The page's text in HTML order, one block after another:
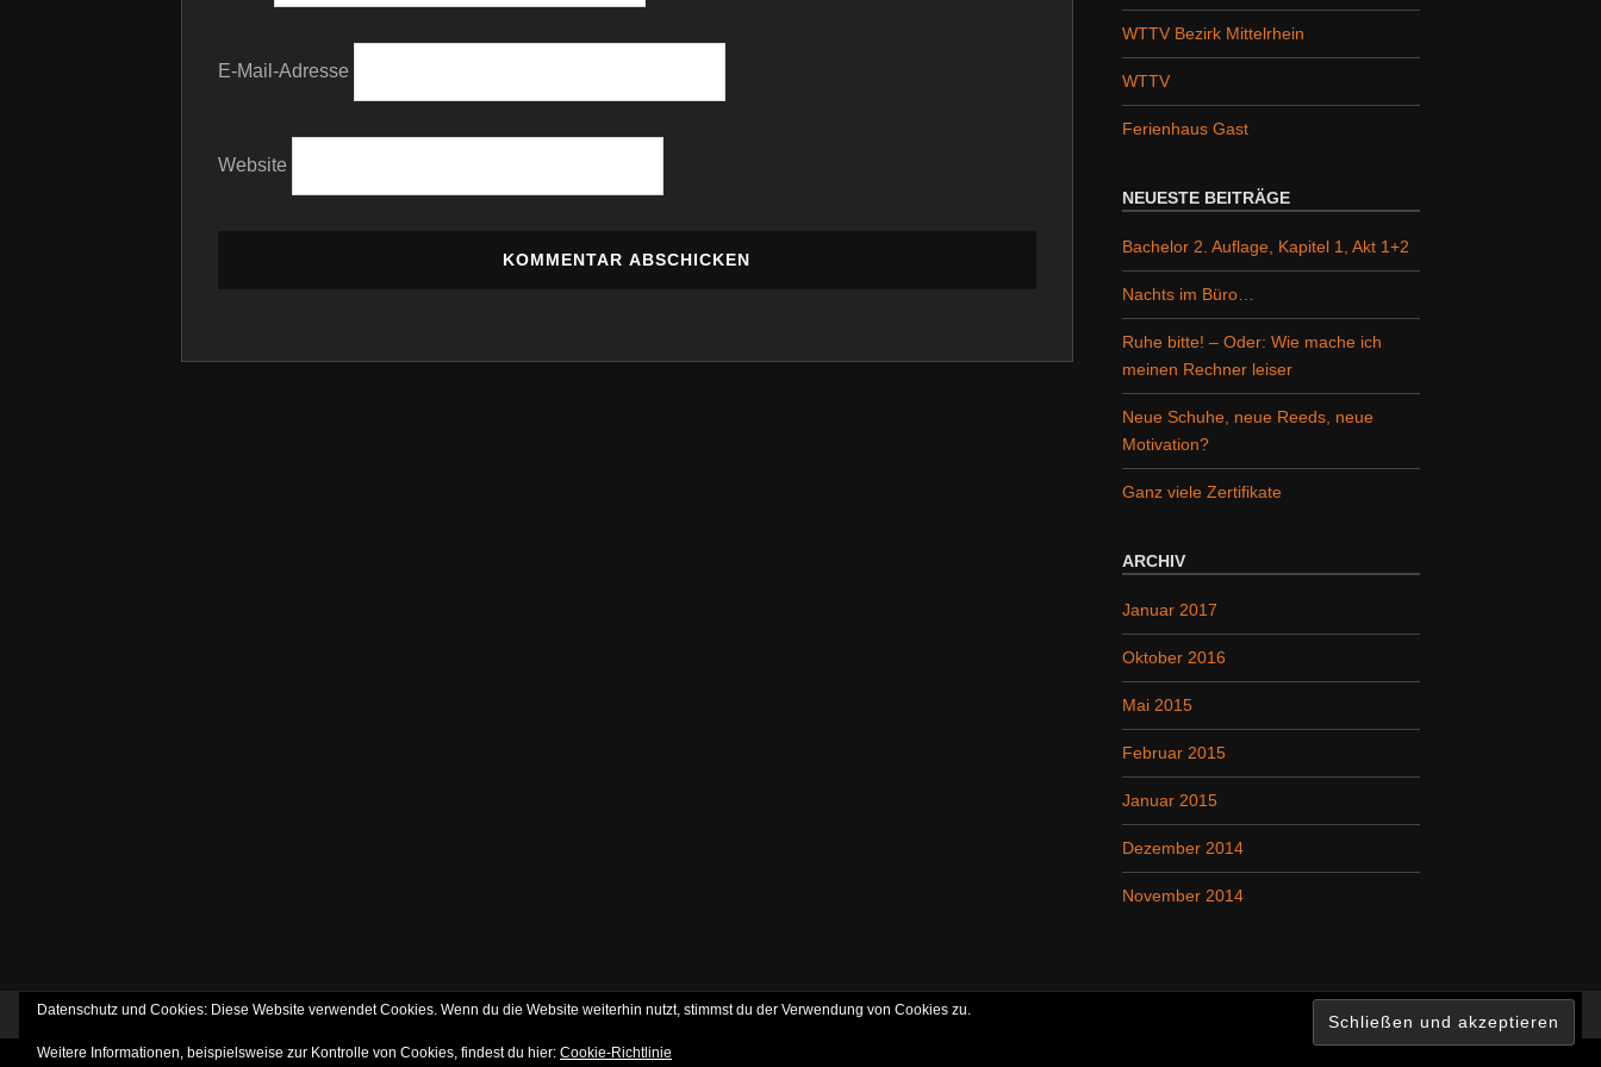
E-Mail-Adresse
Website
WTTV Bezirk Mittelrhein
WTTV
Ferienhaus Gast
NEUESTE BEITRÄGE
Bachelor 2. Auflage, Kapitel 1, Akt 1+2
Nachts im Büro…
Ruhe bitte! – Oder: Wie mache ich
meinen Rechner leiser
Neue Schuhe, neue Reeds, neue
Motivation?
Ganz viele Zertifikate
ARCHIV
Januar 2017
Oktober 2016
Mai 2015
Februar 2015
Januar 2015
Dezember 2014
November 2014
Datenschutz und Cookies: Diese Website verwendet Cookies. Wenn du die Website weiterhin nutzt, stimmst du der Verwendung von Cookies zu.
Weitere Informationen, beispielsweise zur Kontrolle von Cookies, findest du hier: Cookie-Richtlinie